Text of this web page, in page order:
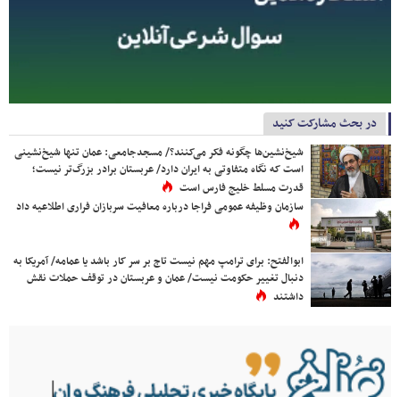
در بحث مشارکت کنید
شیخ‌نشین‌ها چگونه فکر می‌کنند؟/ مسجدجامعی: عمان تنها شیخ‌نشینی
است که نگاه متفاوتی به ایران دارد/ عربستان برادر بزرگ‌تر نیست؛
قدرت مسلط خلیج فارس است
سازمان وظیفه عمومی فراجا درباره معافیت سربازان فراری اطلاعیه داد
ابوالفتح: برای ترامپ مهم نیست تاج بر سر کار باشد یا عمامه/ آمریکا به
دنبال تغییر حکومت نیست/ عمان و عربستان در توقف حملات نقش
داشتند